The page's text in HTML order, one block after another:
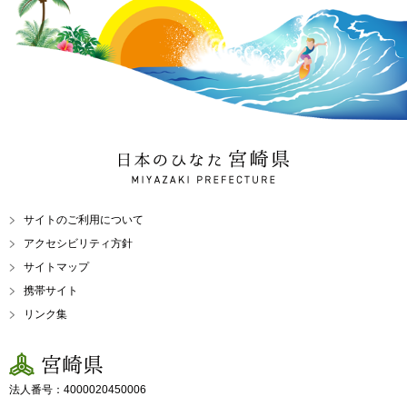
日本のひなた 宮崎県
MIYAZAKI PREFECTURE
サイトのご利用について
アクセシビリティ方針
サイトマップ
携帯サイト
リンク集
宮崎県
法人番号：4000020450006